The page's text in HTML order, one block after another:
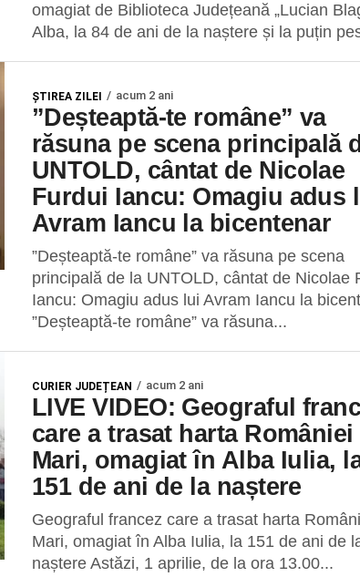
omagiat de Biblioteca Județeană „Lucian
Alba, la 84 de ani de la naștere și la puțin
ŞTIREA ZILEI acum 2 ani
”Deșteaptă-te române” va
răsuna pe scena principală
UNTOLD, cântat de Nicolae
Furdui Iancu: Omagiu adus
Avram Iancu la bicentenar
”Deșteaptă-te române” va răsuna pe scena
principală de la UNTOLD, cântat de Nicolae
Iancu: Omagiu adus lui Avram Iancu la
”Deșteaptă-te române” va răsuna...
CURIER JUDEȚEAN acum 2 ani
LIVE VIDEO: Geograful
care a trasat harta României
Mari, omagiat în Alba Iulia,
151 de ani de la naștere
Geograful francez care a trasat harta
Mari, omagiat în Alba Iulia, la 151 de ani de
naștere Astăzi, 1 aprilie, de la ora 13.00...